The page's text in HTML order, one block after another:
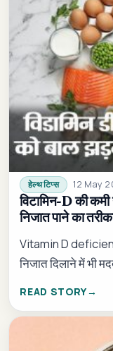
हेल्थ टिप्स 12 May
विटामिन-D की
निजात पाने का
Vitamin D
निजात दिलाने में भी
READ STORY